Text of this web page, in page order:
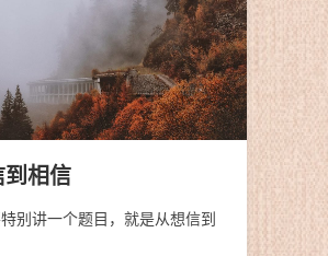
相信
别讲一个题目，就是从想信到